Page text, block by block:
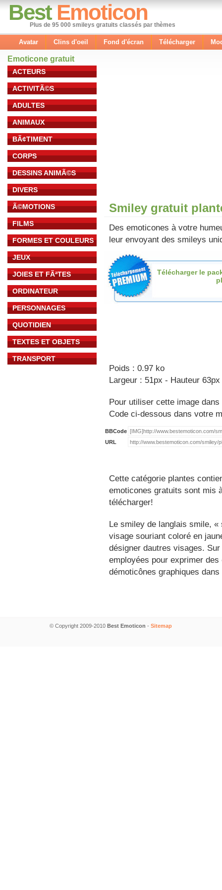
Best Emoticon
Plus de 95 000 smileys gratuits classés par thèmes
Avatar Clins d'oeil Fond d'écran Télécharger
Emoticone gratuit
ACTEURS
ACTIVITÃ©S
ADULTES
ANIMAUX
BÃ¢TIMENT
CORPS
DESSINS ANIMÃ©S
DIVERS
Ã©MOTIONS
FILMS
FORMES ET COULEURS
JEUX
JOIES ET FÃªTES
ORDINATEUR
PERSONNAGES
QUOTIDIEN
TEXTES ET OBJETS
TRANSPORT
Smiley gratuit
Des emoticones à votre
leur envoyant des smileys
Télécharger le
Poids : 0.97 ko
Largeur : 51px - Hauteur 63px
Pour utiliser cette image
Code ci-dessous dans votre
BBCode
URL
Cette catégorie plantes
emoticones gratuits sont mis
télécharger!
Le smiley de langlais smile,
visage souriant coloré en
désigner dautres visages.
employées pour exprimer
démoticônes graphiques
© Copyright 2009-2010 Best Emoticon - Sitemap